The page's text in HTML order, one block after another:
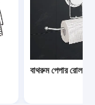
বাথরুম পেপার রোল